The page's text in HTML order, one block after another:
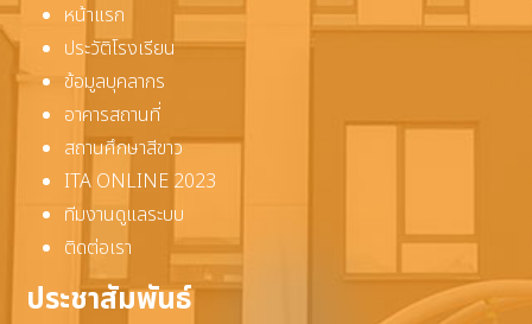
หน้าแรก
ประวัติโรงเรียน
ข้อมูลบุคลากร
อาคารสถานที่
สถานศึกษาสีขาว
ITA ONLINE 2023
ทีมงานดูแลระบบ
ติดต่อเรา
ประชาสัมพันธ์